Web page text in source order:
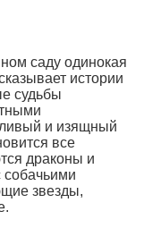
саду одинокая
истории
судьбы
и изящный
все
драконы и
звезды,